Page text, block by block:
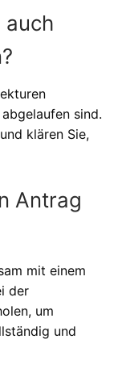
auch
sind.
und klären Sie,
Antrag
mit einem
der
um
und